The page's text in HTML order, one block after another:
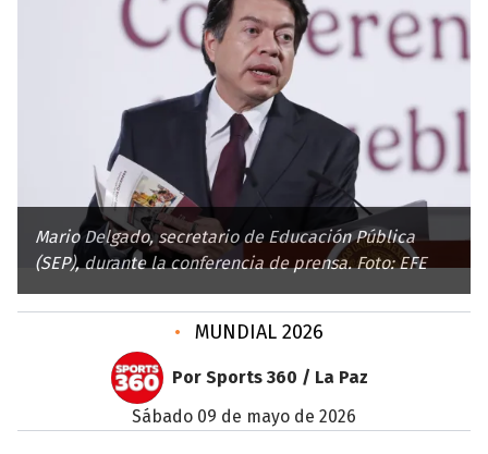
Mario Delgado, secretario de Educación Pública
(SEP), durante la conferencia de prensa. Foto: EFE
• MUNDIAL 2026
Por Sports 360 / La Paz
sábado 09 de mayo de 2026